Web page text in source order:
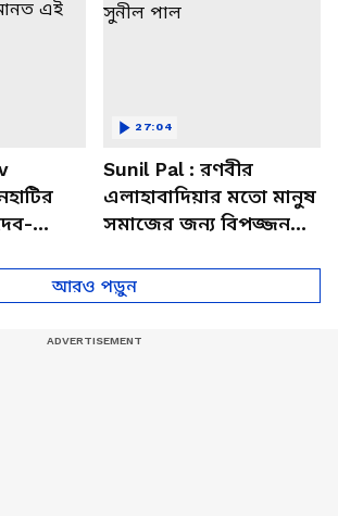
Sunil Pal : রণবীর
এলাহাবাদিয়ার মতো মানুষ
সমাজের জন্য বিপজ্জনক :
27:04
আরও পড়ুন